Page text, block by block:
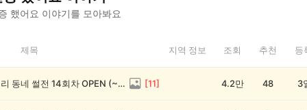
했어요 이야기를 모아봐요
제목 지역 정보 조회 추천 등
전원 1,000캐시! 🥳 우리 동네 썰전 14회차 OPEN (~8/17) [11] 4.2만 48 3